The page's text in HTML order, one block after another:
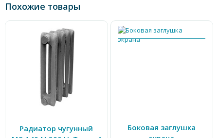
Похожие товары
Радиатор чугунный
Боковая заглушка